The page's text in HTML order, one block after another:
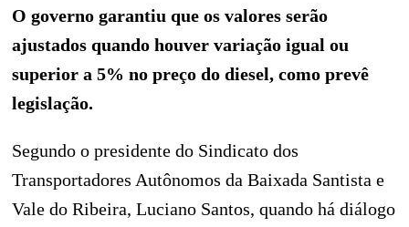
O governo garantiu que os valores serão
ajustados quando houver variação igual ou
superior a 5% no preço do diesel, como prevê
legislação.
Segundo o presidente do Sindicato dos
Transportadores Autônomos da Baixada Santista e
Vale do Ribeira, Luciano Santos, quando há diálogo